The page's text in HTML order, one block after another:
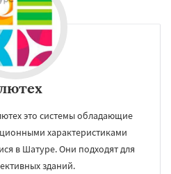
это системы обладающие
характеристиками
в Шатуре. Они подходят для
зданий.